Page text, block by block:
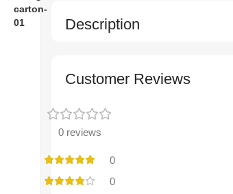
Description
Customer Reviews
0 reviews
0
0